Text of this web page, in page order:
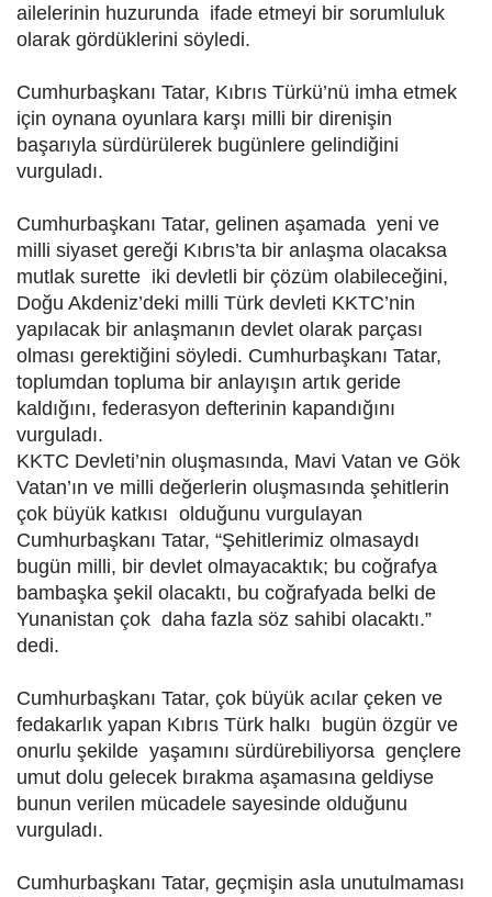
ailelerinin huzurunda ifade etmeyi bir sorumluluk
olarak gördüklerini söyledi.
Cumhurbaşkanı Tatar, Kıbrıs Türkü’nü imha etmek
için oynana oyunlara karşı milli bir direnişin
başarıyla sürdürülerek bugünlere gelindiğini
vurguladı.
Cumhurbaşkanı Tatar, gelinen aşamada yeni ve
milli siyaset gereği Kıbrıs’ta bir anlaşma olacaksa
mutlak surette iki devletli bir çözüm olabileceğini,
Doğu Akdeniz’deki milli Türk devleti KKTC’nin
yapılacak bir anlaşmanın devlet olarak parçası
olması gerektiğini söyledi. Cumhurbaşkanı Tatar,
toplumdan topluma bir anlayışın artık geride
kaldığını, federasyon defterinin kapandığını
vurguladı.
KKTC Devleti’nin oluşmasında, Mavi Vatan ve Gök
Vatan’ın ve milli değerlerin oluşmasında şehitlerin
çok büyük katkısı olduğunu vurgulayan
Cumhurbaşkanı Tatar, “Şehitlerimiz olmasaydı
bugün milli, bir devlet olmayacaktık; bu coğrafya
bambaşka şekil olacaktı, bu coğrafyada belki de
Yunanistan çok daha fazla söz sahibi olacaktı.”
dedi.
Cumhurbaşkanı Tatar, çok büyük acılar çeken ve
fedakarlık yapan Kıbrıs Türk halkı bugün özgür ve
onurlu şekilde yaşamını sürdürebiliyorsa gençlere
umut dolu gelecek bırakma aşamasına geldiyse
bunun verilen mücadele sayesinde olduğunu
vurguladı.
Cumhurbaşkanı Tatar, geçmişin asla unutulmaması